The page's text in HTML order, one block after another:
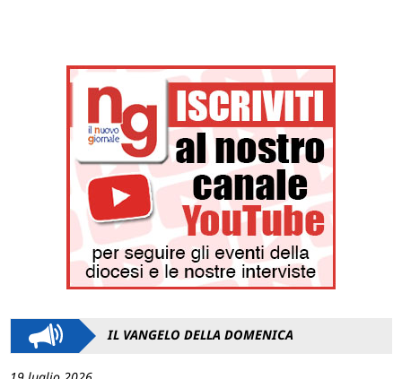
IL VANGELO DELLA DOMENICA